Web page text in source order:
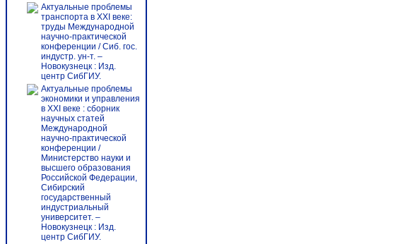
Актуальные проблемы
транспорта в XXI веке:
труды Международной
научно-практической
конференции / Сиб. гос.
индустр. ун-т. –
Новокузнецк : Изд.
центр СибГИУ.
Актуальные проблемы
экономики и управления
в XXI веке : сборник
научных статей
Международной
научно-практической
конференции /
Министерство науки и
высшего образования
Российской Федерации,
Сибирский
государственный
индустриальный
университет. –
Новокузнецк : Изд.
центр СибГИУ.